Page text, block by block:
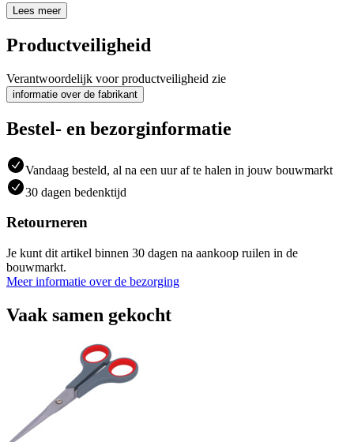
Lees meer
Productveiligheid
Verantwoordelijk voor productveiligheid zie
informatie over de fabrikant
Bestel- en bezorginformatie
Vandaag besteld, al na een uur af te halen in jouw bouwmarkt
30 dagen bedenktijd
Retourneren
Je kunt dit artikel binnen 30 dagen na aankoop ruilen in de
bouwmarkt.
Meer informatie over de bezorging
Vaak samen gekocht